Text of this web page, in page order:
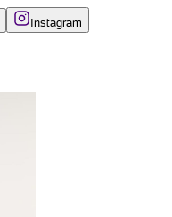
Instagram